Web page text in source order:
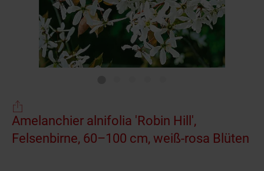
Amelanchier alnifolia 'Robin Hill',
Felsenbirne, 60–100 cm, weiß-rosa Blüten